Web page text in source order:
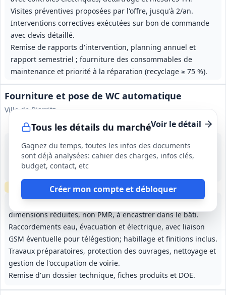
Visites préventives proposées par l'offre, jusqu'à 2/an.
Interventions correctives exécutées sur bon de commande
avec devis détaillé.
Remise de rapports d'intervention, planning annuel et
rapport semestriel ; fourniture des consommables de
maintenance et priorité à la réparation (recyclage ≥ 75 %).
Tous les détails du marché
Gagnez du temps, toutes les infos des documents
sont déjà analysées: cahier des charges, infos clés,
budget, contact, etc
Créer mon compte et débloquer
Fourniture et pose de WC automatique
Ville de Biarritz
Voir le détail
Fourniture et installation d'un bloc WC automatique de
dimensions réduites, non PMR, à encastrer dans le bâti.
Raccordements eau, évacuation et électrique, avec liaison
GSM éventuelle pour télégestion; habillage et finitions inclus.
Travaux préparatoires, protection des ouvrages, nettoyage et
gestion de l'occupation de voirie.
Remise d'un dossier technique, fiches produits et DOE.
14 août 2026
Biarritz (64)
1 mois, début prévu en septembre 2026
requise